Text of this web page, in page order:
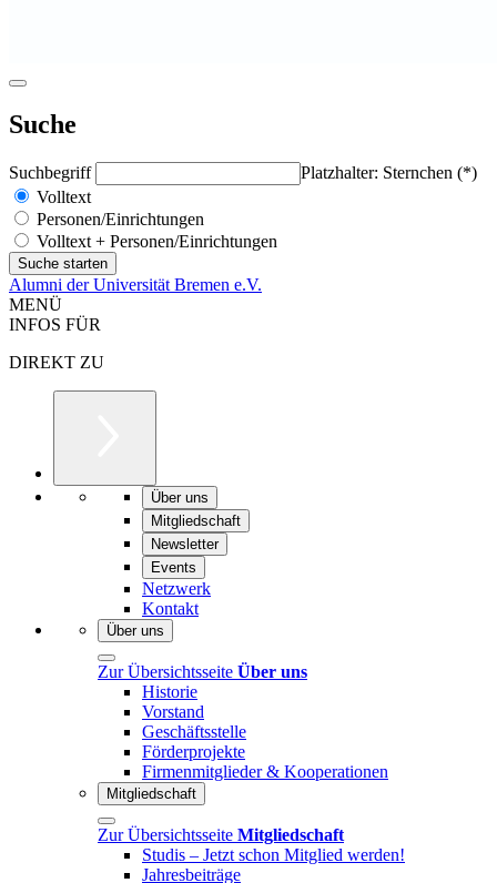
Suche
Suchbegriff
Platzhalter: Sternchen (*)
Volltext
Personen/Einrichtungen
Volltext + Personen/Einrichtungen
Alumni der Universität Bremen e.V.
MENÜ
INFOS FÜR
DIREKT ZU
Über uns
Mitgliedschaft
Newsletter
Events
Netzwerk
Kontakt
Über uns
Zur Übersichtsseite Über uns
Historie
Vorstand
Geschäftsstelle
Förderprojekte
Firmenmitglieder & Kooperationen
Mitgliedschaft
Zur Übersichtsseite Mitgliedschaft
Studis – Jetzt schon Mitglied werden!
Jahresbeiträge